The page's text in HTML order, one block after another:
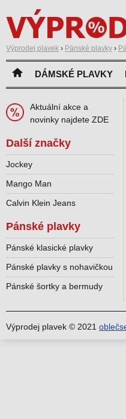
Výprodej plavek › Pánské plavky ›
DÁMSKÉ PLAVKY
Aktuální akce a
novinky najdete ZDE
Další značky
Jockey
Mango Man
Calvin Klein Jeans
Pánské plavky
Pánské klasické plavky
Pánské plavky s nohavičkou
Pánské šortky a bermudy
Výprodej plavek © 2021